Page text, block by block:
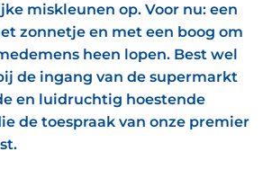
miskleunen op. Voor nu: een
zonnetje en met een boog om
heen lopen. Best wel
de ingang van de supermarkt
en luidruchtig hoestende
de toespraak van onze premier